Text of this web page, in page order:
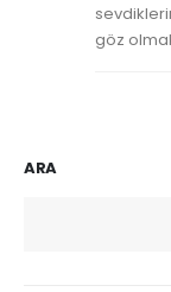
göz
ARA